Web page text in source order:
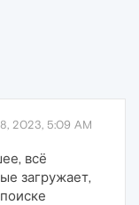
2023, 5:09 AM
всё
загружает,